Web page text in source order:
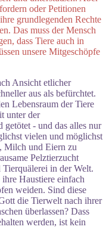
oder Petitionen
grundlegenden Rechte
Das muss der Mensch
dass Tiere auch in
unsere Mitgeschöpfe
Ansicht etlicher
aus als befürchtet.
Lebensraum der Tiere
unter der
- und das alles nur
vielen und möglichst
Milch und Eiern zu
Pelztierzucht
in der Welt.
Haustiere einfach
weiden. Sind diese
die Tierwelt nach ihrer
überlassen? Dass
werden, ist kein